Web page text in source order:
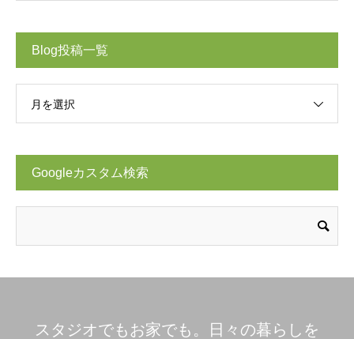
Blog投稿一覧
月を選択
Googleカスタム検索
スタジオでもお家でも。日々の暮らしを